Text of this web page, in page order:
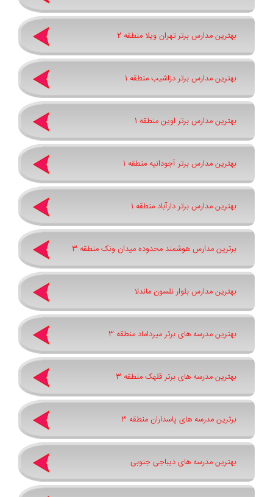
بهترین مدارس برتر تهران ویلا منطقه 2
بهترین مدارس برتر دزاشیب منطقه 1
بهترین مدارس برتر اوین منطقه 1
بهترین مدارس برتر آجودانیه منطقه 1
بهترین مدارس برتر دارآباد منطقه 1
برترین مدارس هوشمند محدوده میدان ونک منطقه 3
بهترین مدارس بلوار نلسون ماندلا
بهترین مدرسه های برتر میرداماد منطقه 3
بهترین مدرسه های برتر قلهک منطقه 3
برترین مدرسه های پاسداران منطقه 3
بهترین مدرسه های دیباجی جنوبی